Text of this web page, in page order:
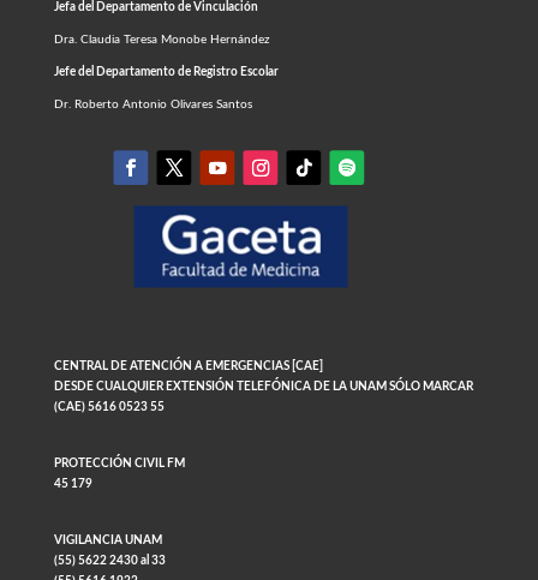
Jefa del Departamento de Vinculación
Dra. Claudia Teresa Monobe Hernández
Jefe del Departamento de Registro Escolar
Dr. Roberto Antonio Olivares Santos
CENTRAL DE ATENCIÓN A EMERGENCIAS [CAE]
DESDE CUALQUIER EXTENSIÓN TELEFÓNICA DE LA UNAM SÓLO MARCAR
(CAE) 5616 0523 55
PROTECCIÓN CIVIL FM
45 179
VIGILANCIA UNAM
(55) 5622 2430 al 33